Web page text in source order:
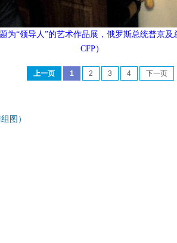
为“领导人”的艺术作品展，俄罗斯总统普京
CFP）
上一页 1 2 3 4 下一页
图）